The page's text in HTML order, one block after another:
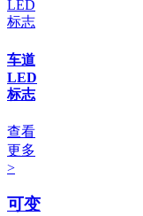
车道
LED
标志
查看
更多
>
可变